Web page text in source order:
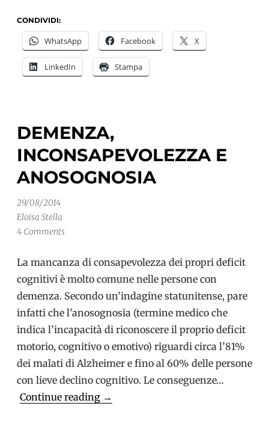
l’esperienza
di
George
CONDIVIDI:
WhatsApp Facebook X
LinkedIn Stampa
DEMENZA,
INCONSAPEVOLEZZA E
ANOSOGNOSIA
29/08/2014
Eloisa Stella
4 Comments
La mancanza di consapevolezza dei propri deficit
cognitivi è molto comune nelle persone con
demenza. Secondo un’indagine statunitense, pare
infatti che l’anosognosia (termine medico che
indica l’incapacità di riconoscere il proprio deficit
motorio, cognitivo o emotivo) riguardi circa l’81%
dei malati di Alzheimer e fino al 60% delle persone
con lieve declino cognitivo. Le conseguenze…
Continue reading DEMENZA,
→